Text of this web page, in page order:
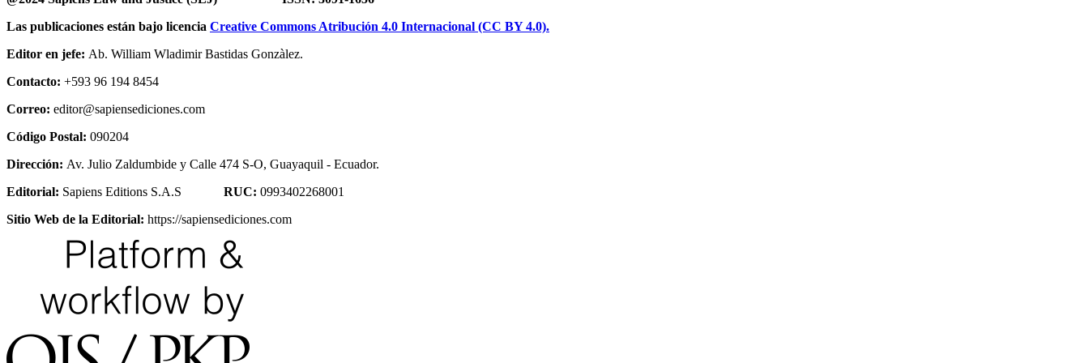
Las publicaciones están bajo licencia Creative Commons Atribución 4.0 Internacional (CC BY 4.0).
Editor en jefe: Ab. William Wladimir Bastidas Gonzàlez.
Contacto: +593 96 194 8454
Correo: editor@sapiensediciones.com
Código Postal: 090204
Dirección: Av. Julio Zaldumbide y Calle 474 S-O, Guayaquil - Ecuador.
Editorial: Sapiens Editions S.A.S RUC: 0993402268001
Sitio Web de la Editorial: https://sapiensediciones.com